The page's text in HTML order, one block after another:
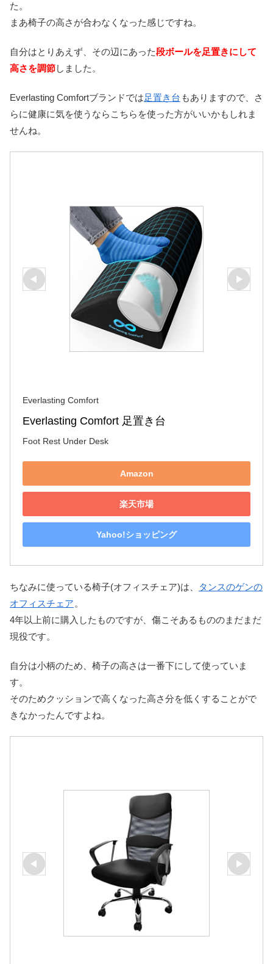
た。
まあ椅子の高さが合わなくなった感じですね。
自分はとりあえず、その辺にあった段ボールを足置きにして
高さを調節しました。
Everlasting Comfortブランドでは足置き台 もありますので、さ
らに健康に気を使うならこちらを使った方がいいかもしれま
せんね。
Everlasting Comfort
Everlasting Comfort 足置き台
Foot Rest Under Desk
Amazon
楽天市場
Yahoo!ショッピング
ちなみに使っている椅子(オフィスチェア)は、
タンスのゲンの
オフィスチェア。
4年以上前に購入したものですが、傷こそあるもののまだまだ
現役です。
自分は小柄のため、椅子の高さは一番下にして使っていま
す。
そのためクッションで高くなった高さ分を低くすることがで
きなかったんですよね。